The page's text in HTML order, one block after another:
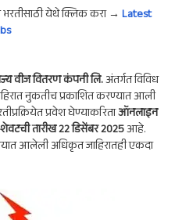
येथे क्लिक करा → Latest
वीज वितरण कंपनी लि.अंतर्गत विविध
नुकतीच प्रकाशित करण्यात आली
प्रवेश घेण्याकरिताऑनलाइन
शेवटची तारीख 22 डिसेंबर 2025आहे.
आलेली अधिकृत जाहिरातही एकदा